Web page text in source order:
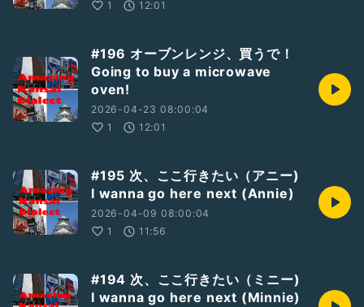
1
12:01
#196 オーブンレンジ、買うで！
Going to buy a microwave
oven!
2026-04-23 08:00:04
1
12:01
#195 次、ここ行きたい（アニー)
I wanna go here next (Annie)
2026-04-09 08:00:04
1
11:56
#194 次、ここ行きたい（ミニー)
I wanna go here next (Minnie)